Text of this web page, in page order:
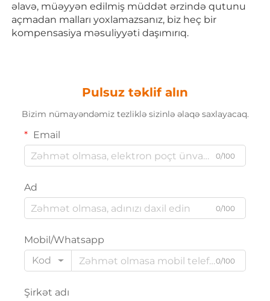
əlavə, müəyyən edilmiş müddət ərzində qutunu
açmadan malları yoxlamazsanız, biz heç bir
kompensasiya məsuliyyəti daşımırıq.
Pulsuz təklif alın
Bizim nümayəndəmiz tezliklə sizinlə əlaqə saxlayacaq.
Email
0/100
Ad
0/100
Mobil/Whatsapp
Kod
0/100
Şirkət adı